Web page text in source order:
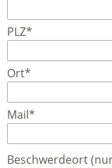
PLZ*
Ort*
Mail*
Beschwerdeort